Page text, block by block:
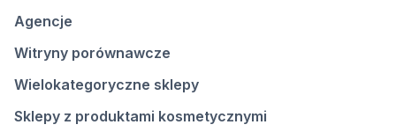
Agencje
Witryny porównawcze
Wielokategoryczne sklepy
Sklepy z produktami kosmetycznymi